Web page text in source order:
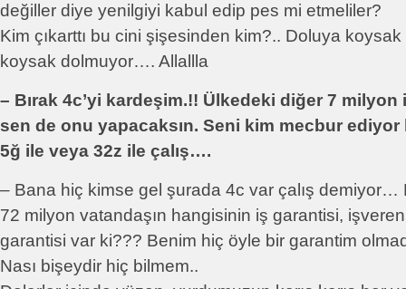
değiller diye yenilgiyi kabul edip pes mi etmeliler?
Kim çıkarttı bu cini şişesinden kim?.. Doluya koysak
koysak dolmuyor…. Allallla
– Bırak 4c’yi kardeşim.!! Ülkedeki diğer 7 milyon
sen de onu yapacaksın. Seni kim mecbur ediyor
5ğ ile veya 32z ile çalış….
– Bana hiç kimse gel şurada 4c var çalış demiyor…
72 milyon vatandaşın hangisinin iş garantisi,
garantisi var ki??? Benim hiç öyle bir garantim
Nası bişeydir hiç bilmem..